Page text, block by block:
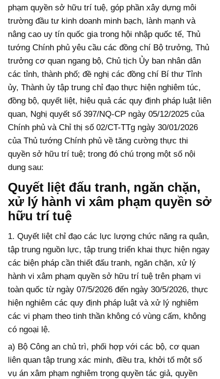
phạm quyền sở hữu trí tuệ, góp phần xây dựng môi
trường đầu tư kinh doanh minh bạch, lành mạnh và
nâng cao uy tín quốc gia trong hội nhập quốc tế, Thủ
tướng Chính phủ yêu cầu các đồng chí Bộ trưởng, Thủ
trưởng cơ quan ngang bộ, Chủ tịch Ủy ban nhân dân
các tỉnh, thành phố; đề nghị các đồng chí Bí thư Tỉnh
ủy, Thành ủy tập trung chỉ đạo thực hiện nghiêm túc,
đồng bộ, quyết liệt, hiệu quả các quy định pháp luật liên
quan, Nghị quyết số 397/NQ-CP ngày 05/12/2025 của
Chính phủ và Chỉ thị số 02/CT-TTg ngày 30/01/2026
của Thủ tướng Chính phủ về tăng cường thực thi
quyền sở hữu trí tuệ; trong đó chú trọng một số nội
dung sau:
Quyết liệt đấu tranh, ngăn chặn,
xử lý hành vi xâm phạm quyền sở
hữu trí tuệ
1. Quyết liệt chỉ đạo các lực lượng chức năng ra quân,
tập trung nguồn lực, tập trung triển khai thực hiện ngay
các biện pháp cần thiết đấu tranh, ngăn chặn, xử lý
hành vi xâm phạm quyền sở hữu trí tuệ trên phạm vi
toàn quốc từ ngày 07/5/2026 đến ngày 30/5/2026, thực
hiện nghiêm các quy định pháp luật và xử lý nghiêm
các vi phạm theo tinh thần không có vùng cấm, không
có ngoại lệ.
a) Bộ Công an chủ trì, phối hợp với các bộ, cơ quan
liên quan tập trung xác minh, điều tra, khởi tố một số
vụ án xâm phạm nghiêm trọng quyền tác giả, quyền